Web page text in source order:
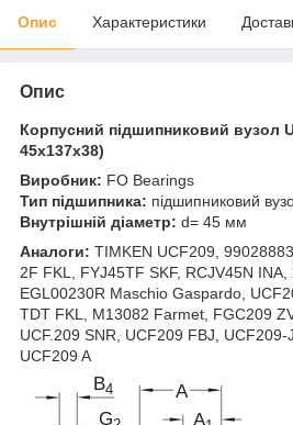
Опис Характеристики
Опис
Корпусний підшипниковий вузол
45x137x38)
Виробник: FO Bearings
Тип підшипника: підшипниковий
Внутрішній діаметр: d= 45 мм
Аналоги: TIMKEN UCF209,
2F FKL, FYJ45TF SKF, RCJV45N INA,
EGL00230R Maschio Gaspardo,
TDT FKL, M13082 Farmet, FGC209
UCF.209 SNR, UCF209 FBJ, UCF209-
UCF209 A